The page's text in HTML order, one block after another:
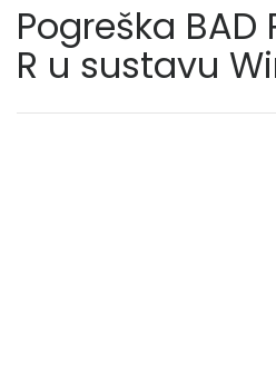
Pogreška BAD
R u sustavu